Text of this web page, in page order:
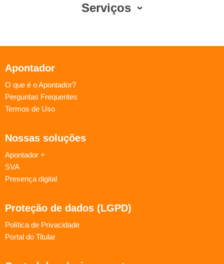
Serviços
Apontador
O que é o Apontador?
Perguntas Frequentes
Termos de Uso
Nossas soluções
Apontador +
SVA
Presença digital
Proteção de dados (LGPD)
Política de Privacidade
Portal do Titular